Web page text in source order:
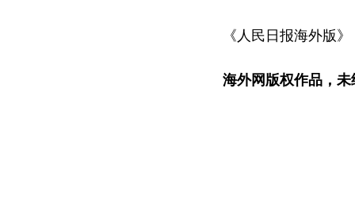
《人民日报海外版
海外网版权作品，